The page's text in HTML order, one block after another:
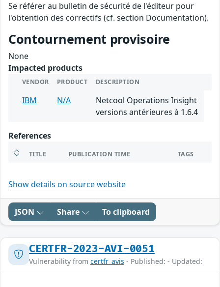
Se référer au bulletin de sécurité de l'éditeur pour
l'obtention des correctifs (cf. section Documentation).
Contournement provisoire
None
Impacted products
VENDOR PRODUCT DESCRIPTION
IBM N/A
Netcool Operations Insight
versions antérieures à 1.6.4
References
TITLE PUBLICATION TIME TAGS
Show details on source website
JSON Share To clipboard
CERTFR-2023-AVI-0051
Vulnerability from certfr_avis - Published: - Updated: